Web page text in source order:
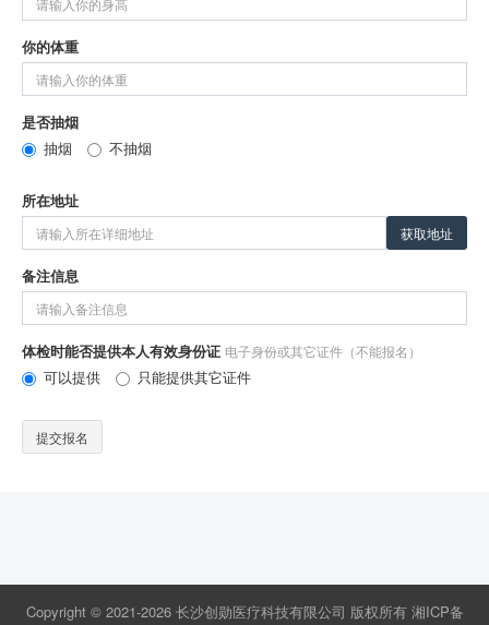
你的体重
是否抽烟
抽烟
不抽烟
所在地址
获取地址
备注信息
体检时能否提供本人有效身份证 电子身份或其它证件（不能报名）
可以提供 只能提供其它证件
提交报名
Copyright © 2021-2026 长沙创勋医疗科技有限公司 版权所有 湘ICP备